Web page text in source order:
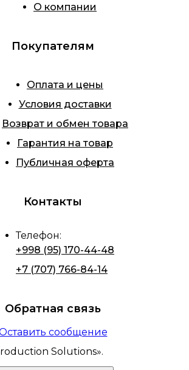
О компании
Покупателям
Оплата и цены
Условия доставки
Возврат и обмен товара
Гарантия на товар
Публичная оферта
Контакты
Телефон:
+998 (95) 170-44-48
+7 (707) 766-84-14
Обратная связь
сообщение
Solutions».